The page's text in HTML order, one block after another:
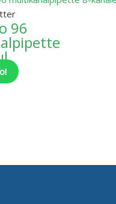
96
varianter.
Mulighederne
kan
vælges
varesiden